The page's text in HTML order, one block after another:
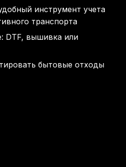
инструмент учета
транспорта
DTF, вышивка или
бытовые отходы